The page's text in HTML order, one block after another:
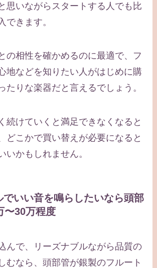
思いながらスタートする人でも比
できます。
の相性を確かめるのに最適で、フ
地などを知りたい人がはじめに購
たりな楽器だと言えるでしょう。
続けていくと満足できなくなると
どこかで買い替えが必要になると
いかもしれません。
でいい音を鳴らしたいなら頭部
〜30万程度
んで、リーズナブルながら品質の
むなら、頭部管が銀製のフルート